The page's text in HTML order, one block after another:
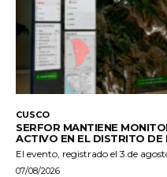
CUSCO
SERFOR MANTIENE
ACTIVO EN EL DISTRITO DE
El evento, registrado el 3 de
07/08/2026